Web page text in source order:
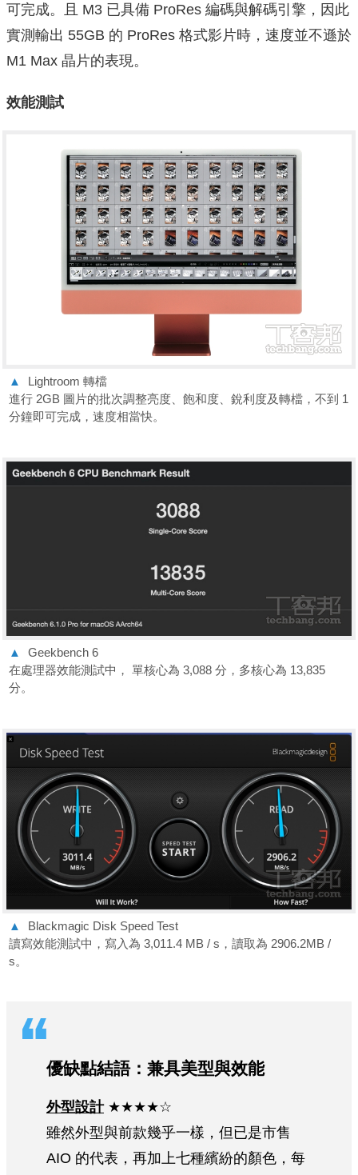
可完成。且 M3 已具備 ProRes 編碼與解碼引擎，因此
實測輸出 55GB 的 ProRes 格式影片時，速度並不遜於
M1 Max 晶片的表現。
效能測試
▲
Lightroom 轉檔
進行 2GB 圖片的批次調整亮度、飽和度、銳利度及轉檔，不到 1
分鐘即可完成，速度相當快。
▲
Geekbench 6
在處理器效能測試中， 單核心為 3,088 分，多核心為 13,835
分。
▲
Blackmagic Disk Speed Test
讀寫效能測試中，寫入為 3,011.4 MB / s，讀取為 2906.2MB /
s。
優缺點結語：兼具美型與效能
外型設計★★★★☆
雖然外型與前款幾乎一樣，但已是市售
AIO 的代表，再加上七種繽紛的顏色，每